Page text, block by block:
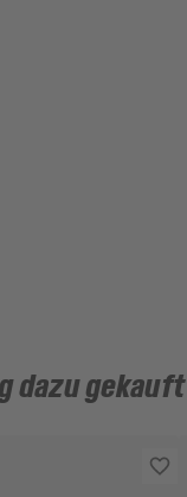
dazu gekauft